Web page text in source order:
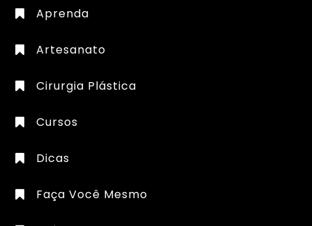
Aprenda
Artesanato
Cirurgia Plástica
Cursos
Dicas
Faça Você Mesmo